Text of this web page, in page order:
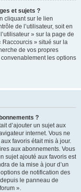
et sujets ?
cliquant sur le lien
de l’utilisateur, soit en
» sur la page de
» situé sur la
de vos propres
les options
?
d’ajouter un sujet aux
internet. Vous ne
favoris était mis à jour.
aux abonnements. Vous
sujet ajouté aux favoris est
de la mise à jour d’un
de notification des
le panneau de
».